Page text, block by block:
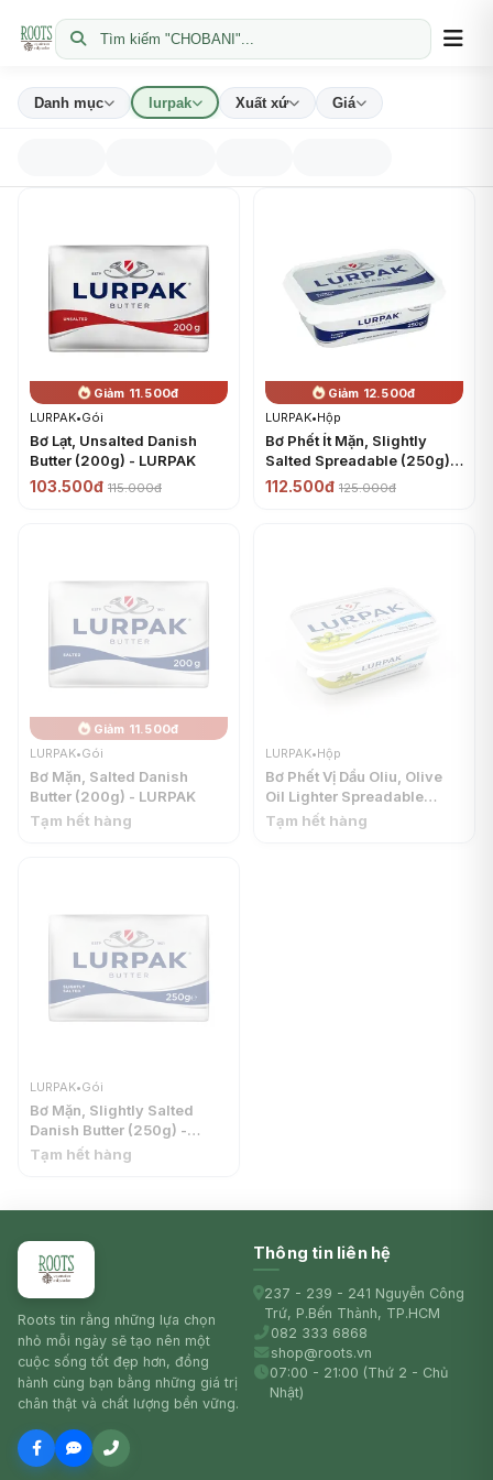
Tìm kiếm "CHOBANI"...
Danh mục lurpak Xuất xứ Giá
Giảm 11.500đ
LURPAK•Gói
Bơ Lạt, Unsalted Danish
Butter (200g) - LURPAK
103.500đ 115.000đ
Giảm 12.500đ
LURPAK•Hộp
Bơ Phết Ít Mặn, Slightly
Salted Spreadable (250g) -
LURPAK
112.500đ 125.000đ
Giảm 11.500đ
LURPAK•Gói
Bơ Mặn, Salted Danish
Butter (200g) - LURPAK
Tạm hết hàng
LURPAK•Hộp
Bơ Phết Vị Dầu Oliu, Olive
Oil Lighter Spreadable
(250g) - LURPAK
Tạm hết hàng
LURPAK•Gói
Bơ Mặn, Slightly Salted
Danish Butter (250g) -
LURPAK
Tạm hết hàng
Roots tin rằng những lựa chọn
nhỏ mỗi ngày sẽ tạo nên một
cuộc sống tốt đẹp hơn, đồng
hành cùng bạn bằng những giá trị
chân thật và chất lượng bền vững.
Thông tin liên hệ
237 - 239 - 241 Nguyễn Công
Trứ, P.Bến Thành, TP.HCM
082 333 6868
shop@roots.vn
07:00 - 21:00 (Thứ 2 - Chủ
Nhật)